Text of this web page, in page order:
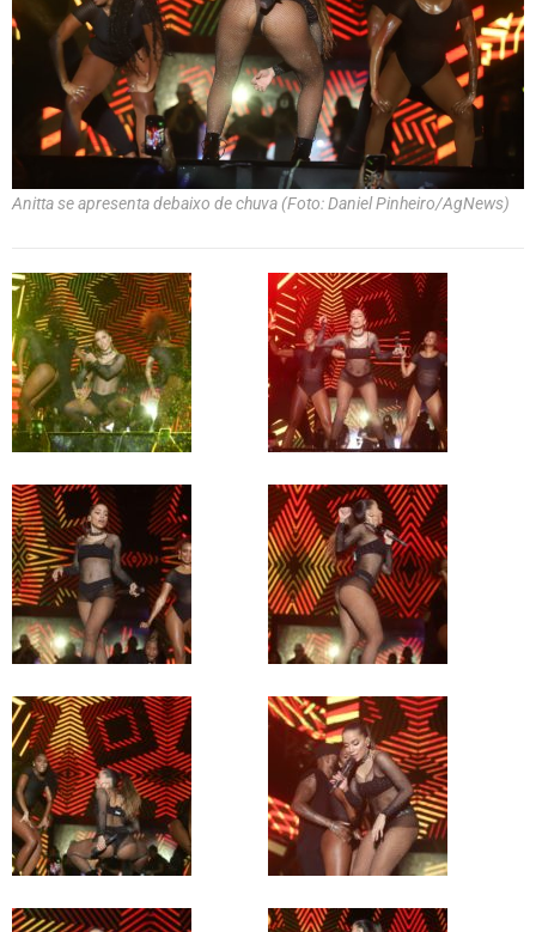
Anitta se apresenta debaixo de chuva (Foto: Daniel Pinheiro/AgNews)